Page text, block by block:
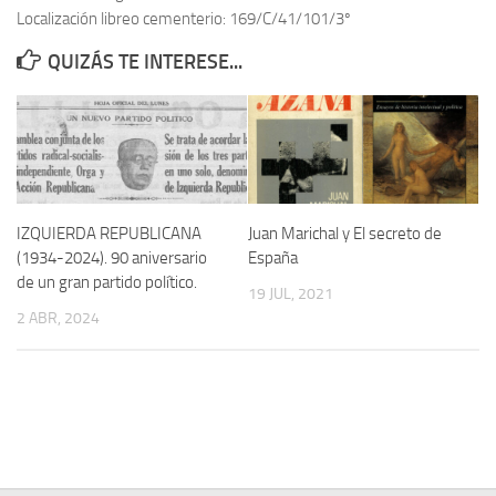
Memoria Histórica
Investigación previa de la represión en Talavera de la Reina (1937-
1947).
Informe Represión en Toledo 1936-1947 | Buscador
Informe de la fosa de abril de 1939 de Tembleque
Enciclopedia Republicana
Militantes históricos IR
Personajes republicanos
Localización libreo cementerio: 169/C/41/101/3º
QUIZÁS TE INTERESE...
IZQUIERDA REPUBLICANA
(1934-2024). 90 aniversario
de un gran partido político.
2 ABR, 2024
Juan Marichal y El secreto de
España
19 JUL, 2021